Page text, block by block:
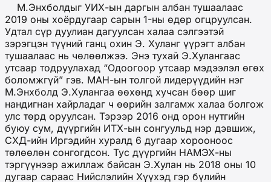
М.Энхболдыг УИХ-ын даргын албан тушаалаас
2019 оны хоёрдугаар сарын 1-ны өдөр огцруулсан.
Удтал сүр дуулиан дагуулсан халаа сэлгээтэй
зэрэгцэн түүний ганц охин Э. Хуланг үүрэгт албан
тушаалаас нь чөлөөлжээ. Энэ тухай Э.Хулангаас
утсаар тодруулахад “Одоогоор утсаар мэдээлэл өгөх
боломжгүй” гэв. МАН-ын толгой лидерүүдийн нэг
М.Энхболд Э.Хулангаа өөхөнд хучсан бөөр шиг
нандигнан хайрладаг ч өөрийн залгамж халаа болгож
улс төрд оруулсан. Тэрээр 2016 онд орон нутгийн
буюу сум, дүүргийн ИТХ-ын сонгуульд нэр дэвшиж,
СХД-ийн Иргэдийн хуралд 6 дугаар хорооноос
төлөөлөн сонгогдсон. Тус дүүргийн НАМЭХ-ны
тэргүүнээр ажиллаж байсан Э.Хулан нь 2018 оны 10
дугаар сараас Нийслэлийн Хүүхэд гэр бүлийн